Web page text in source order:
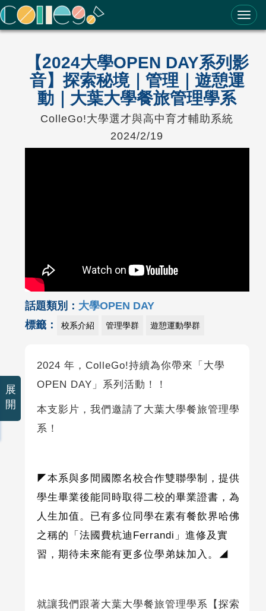
ColleGo! 大學選才與高中育才輔助系統
【2024大學OPEN DAY系列影
音】探索秘境｜管理｜遊憩運
動｜大葉大學餐旅管理學系
ColleGo!大學選才與高中育才輔助系統
2024/2/19
話題類別： 大學OPEN DAY
標籤：
校系介紹 管理學群 遊憩運動學群
2024 年，ColleGo!持續為你帶來「大學
OPEN DAY」系列活動！！
本支影片，我們邀請了大葉大學餐旅管理學
系！
◤本系與多間國際名校合作雙聯學制，提供
學生畢業後能同時取得二校的畢業證書，為
人生加值。已有多位同學在素有餐飲界哈佛
之稱的「法國費杭迪 Ferrandi 」進修及實
習，期待未來能有更多位學弟妹加入。
◢
就讓我們跟著大葉大學餐旅管理學系【探索
展
開